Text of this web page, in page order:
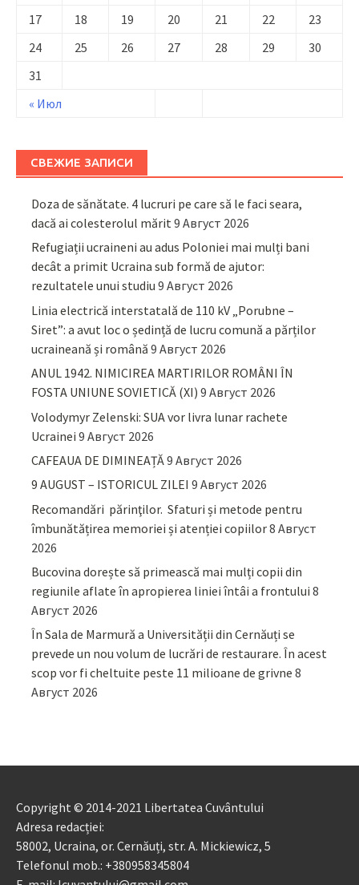
« Июл
17
18 19 20 21 22
23
24
25 26 27 28 29
30
31
СВЕЖИЕ ЗАПИСИ
Doza de sănătate. 4 lucruri pe care să le faci seara,
dacă ai colesterolul mărit 9 Август 2026
Refugiații ucraineni au adus Poloniei mai mulți bani
decât a primit Ucraina sub formă de ajutor:
rezultatele unui studiu 9 Август 2026
Linia electrică interstatală de 110 kV „Porubne –
Siret”: a avut loc o ședință de lucru comună a părților
ucraineană și română 9 Август 2026
ANUL 1942. NIMICIREA MARTIRILOR ROMÂNI ÎN
FOSTA UNIUNE SOVIETICĂ (XI) 9 Август 2026
Volodymyr Zelenski: SUA vor livra lunar rachete
Ucrainei 9 Август 2026
CAFEAUA DE DIMINEAȚĂ9 Август 2026
9 AUGUST – ISTORICUL ZILEI 9 Август 2026
Recomandări părinţilor. Sfaturi și metode pentru
îmbunătățirea memoriei și atenției copiilor8 Август
2026
Bucovina dorește să primească mai mulți copii din
regiunile aflate în apropierea liniei întâi a frontului 8
Август 2026
În Sala de Marmură a Universității din Cernăuți se
prevede un nou volum de lucrări de restaurare. În acest
scop vor fi cheltuite peste 11 milioane de grivne 8
Август 2026
Copyright © 2014-2021 Libertatea Cuvântului
Adresa redacției:
58002, Ucraina, or. Cernăuți, str. A. Mickiewicz, 5
Telefonul mob.: +380958345804